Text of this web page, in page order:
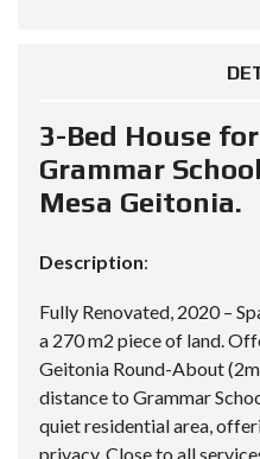
3-Bed House
Grammar
Mesa Geitonia.
Description:
Fully Renovated, 2020 –
a 270 m2 piece of land.
Geitonia Round-About
distance to Grammar
quiet residential area,
privacy. Close to all